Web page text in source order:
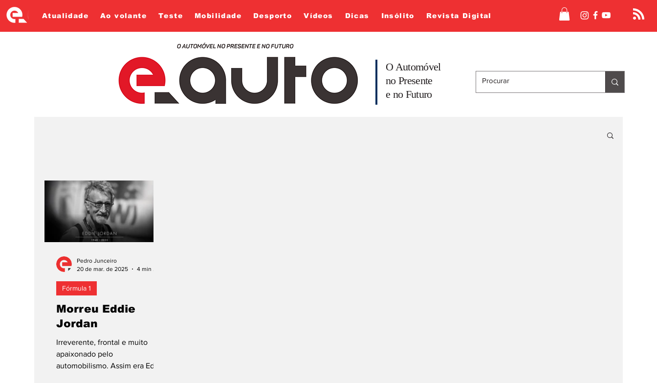
Atualidade Ao volante Teste Mobilidade Desporto Vídeos Dicas Insólito Revista Digital
O Automóvel
no Presente
e no Futuro
Morreu Eddie
Jordan
Irreverente, frontal e muito
apaixonado pelo
automobilismo. Assim era Eddie
Fórmula 1
Pedro Junceiro
20 de mar. de 2025
4 min de leitura